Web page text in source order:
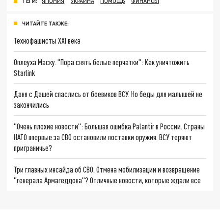
ЧИТАЙТЕ ТАКЖЕ:
Технофашисты XXI века
Оплеуха Маску. "Пора снять белые перчатки": Как уничтожить
Starlink
Даня с Дашей спаслись от боевиков ВСУ. Но беды для малышей не
закончились
"Очень плохие новости": Большая ошибка Palantir в России. Страны
НАТО впервые за СВО остановили поставки оружия. ВСУ теряют
приграничье?
Три главных инсайда об СВО. Отмена мобилизации и возвращение
"генерала Армагеддона"? Отличные новости, которые ждали все